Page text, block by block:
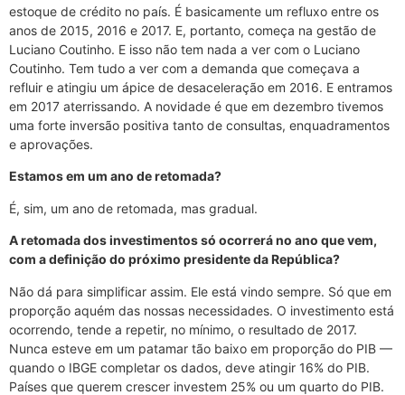
estoque de crédito no país. É basicamente um refluxo entre os
anos de 2015, 2016 e 2017. E, portanto, começa na gestão de
Luciano Coutinho. E isso não tem nada a ver com o Luciano
Coutinho. Tem tudo a ver com a demanda que começava a
refluir e atingiu um ápice de desaceleração em 2016. E entramos
em 2017 aterrissando. A novidade é que em dezembro tivemos
uma forte inversão positiva tanto de consultas, enquadramentos
e aprovações.
Estamos em um ano de retomada?
É, sim, um ano de retomada, mas gradual.
A retomada dos investimentos só ocorrerá no ano que vem,
com a definição do próximo presidente da República?
Não dá para simplificar assim. Ele está vindo sempre. Só que em
proporção aquém das nossas necessidades. O investimento está
ocorrendo, tende a repetir, no mínimo, o resultado de 2017.
Nunca esteve em um patamar tão baixo em proporção do PIB —
quando o IBGE completar os dados, deve atingir 16% do PIB.
Países que querem crescer investem 25% ou um quarto do PIB.